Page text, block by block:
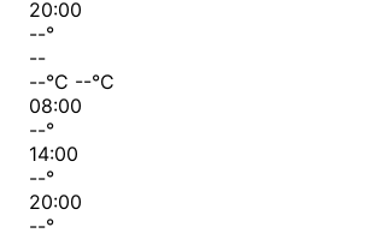
20:00
--°
--
--°C --°C
08:00
--°
14:00
--°
20:00
--°